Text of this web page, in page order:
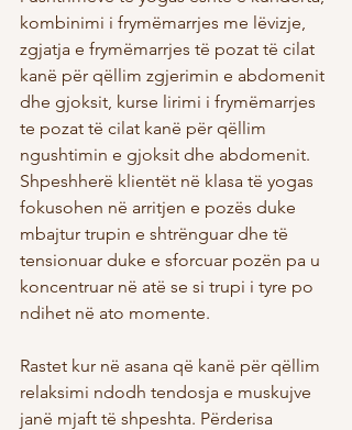
kombinimi i frymëmarrjes me lëvizje,
zgjatja e frymëmarrjes të pozat të cilat
kanë për qëllim zgjerimin e abdomenit
dhe gjoksit, kurse lirimi i frymëmarrjes
te pozat të cilat kanë për qëllim
ngushtimin e gjoksit dhe abdomenit.
Shpeshherë klientët në klasa të yogas
fokusohen në arritjen e pozës duke
mbajtur trupin e shtrënguar dhe të
tensionuar duke e sforcuar pozën pa u
koncentruar në atë se si trupi i tyre po
ndihet në ato momente.
Rastet kur në asana që kanë për qëllim
relaksimi ndodh tendosja e muskujve
janë mjaft të shpeshta. Përderisa